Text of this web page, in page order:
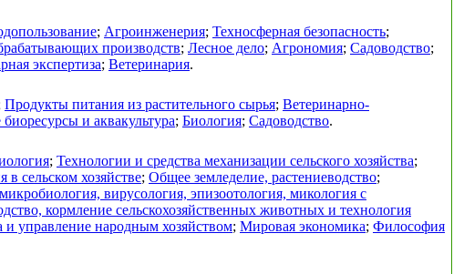
; Агроинженерия; Техносферная безопасность;
производств; Лесное дело; Агрономия; Садоводство;
экспертиза; Ветеринария.
Продукты питания из растительного сырья; Ветеринарно-
и аквакультура; Биология; Садоводство.
; Технологии и средства механизации сельского хозяйства;
в сельском хозяйстве; Общее земледелие, растениеводство;
вирусология, эпизоотология, микология с
кормление сельскохозяйственных животных и технология
управление народным хозяйством; Мировая экономика; Философия